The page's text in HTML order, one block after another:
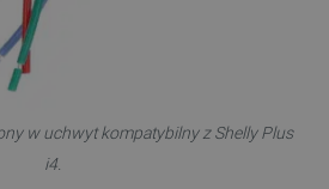
w uchwyt kompatybilny z Shelly Plus
i4.